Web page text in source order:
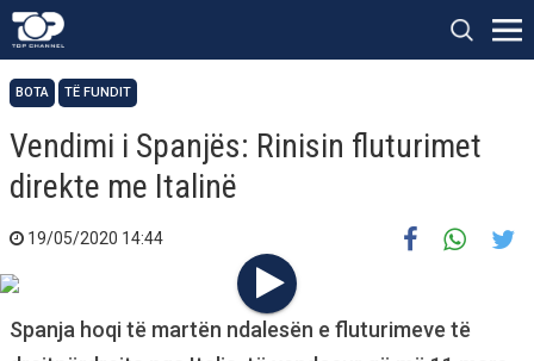
BOTA TË FUNDIT
Vendimi i Spanjës: Rinisin fluturimet
direkte me Italinë
19/05/2020 14:44
Spanja hoqi të martën ndalesën e fluturimeve të